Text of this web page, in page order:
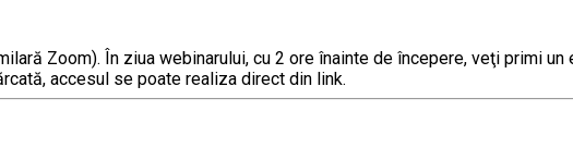
Zoom). În ziua webinarului, cu 2 ore înainte de începere, veţi primi un
accesul se poate realiza direct din link.